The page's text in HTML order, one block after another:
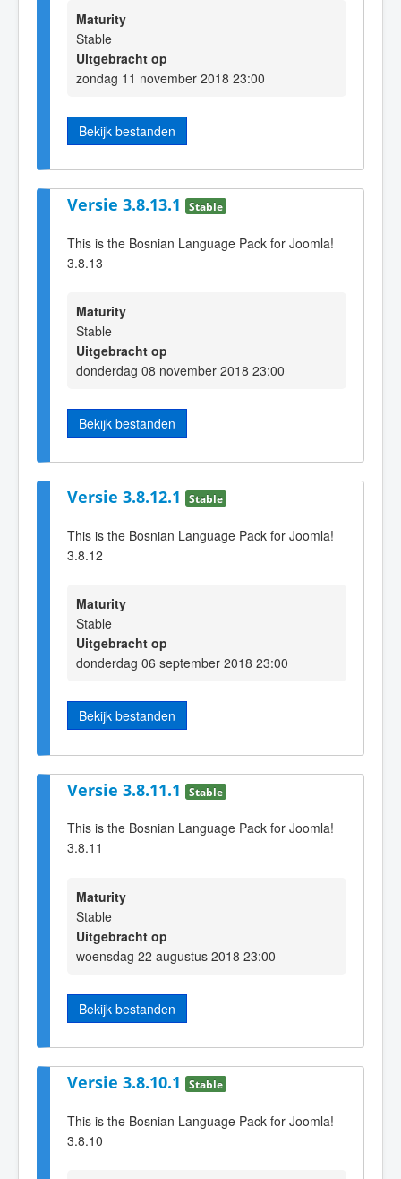
Maturity
Stable
Uitgebracht op
zondag 11 november 2018 23:00
Bekijk bestanden
Versie 3.8.13.1 Stable
This is the Bosnian Language Pack for Joomla!
3.8.13
Maturity
Stable
Uitgebracht op
donderdag 08 november 2018 23:00
Bekijk bestanden
Versie 3.8.12.1 Stable
This is the Bosnian Language Pack for Joomla!
3.8.12
Maturity
Stable
Uitgebracht op
donderdag 06 september 2018 23:00
Bekijk bestanden
Versie 3.8.11.1 Stable
This is the Bosnian Language Pack for Joomla!
3.8.11
Maturity
Stable
Uitgebracht op
woensdag 22 augustus 2018 23:00
Bekijk bestanden
Versie 3.8.10.1 Stable
This is the Bosnian Language Pack for Joomla!
3.8.10